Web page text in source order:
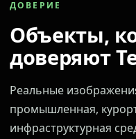
ДОВЕРИЕ
Объекты,
доверяют
Реальные
промышленная,
инфраструктурная